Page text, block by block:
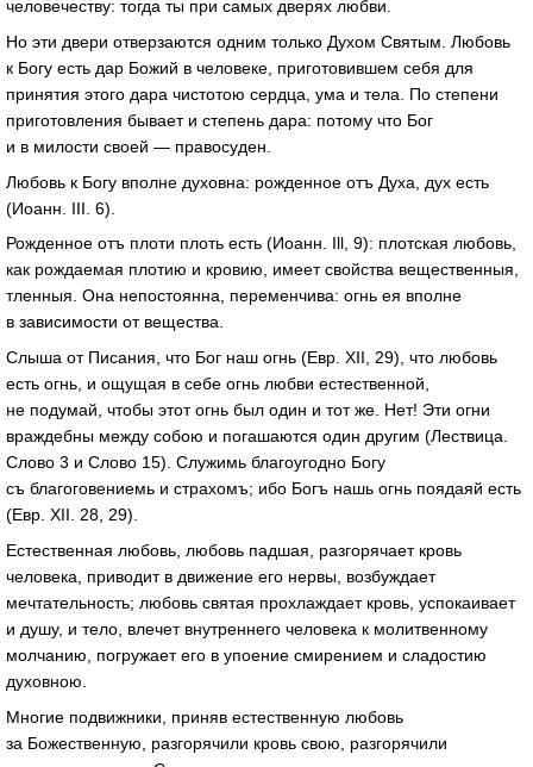
человечеству: тогда ты при самых дверях любви.
Но эти двери отверзаются одним только Духом Святым. Любовь
к Богу есть дар Божий в человеке, приготовившем себя для
принятия этого дара чистотою сердца, ума и тела. По степени
приготовления бывает и степень дара: потому что Бог
и в милости своей — правосуден.
Любовь к Богу вполне духовна: рожденное отъ Духа, дух есть
(Иоанн. III. 6).
Рожденное отъ плоти плоть есть (Иоанн. Ill, 9): плотская любовь,
как рождаемая плотию и кровию, имеет свойства вещественныя,
тленныя. Она непостоянна, переменчива: огнь ея вполне
в зависимости от вещества.
Слыша от Писания, что Бог наш огнь (Евр. XII, 29), что любовь
есть огнь, и ощущая в себе огнь любви естественной,
не подумай, чтобы этот огнь был один и тот же. Нет! Эти огни
враждебны между собою и погашаются один другим (Лествица.
Слово 3 и Слово 15). Служимь благоугодно Богу
съ благоговениемь и страхомъ; ибо Богъ нашь огнь поядаяй есть
(Евр. XII. 28, 29).
Естественная любовь, любовь падшая, разгорячает кровь
человека, приводит в движение его нервы, возбуждает
мечтательность; любовь святая прохлаждает кровь, успокаивает
и душу, и тело, влечет внутреннего человека к молитвенному
молчанию, погружает его в упоение смирением и сладостию
духовною.
Многие подвижники, приняв естественную любовь
за Божественную, разгорячили кровь свою, разгорячили